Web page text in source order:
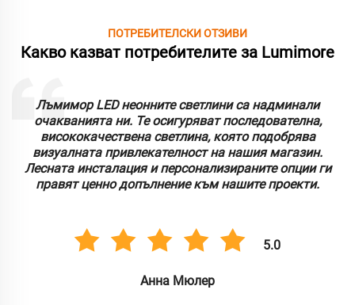
ПОТРЕБИТЕЛСКИ ОТЗИВИ
Какво казват потребителите за Lumimore
Лъмимор LED неонните светлини са надминали
очакванията ни. Те осигуряват последователна,
висококачествена светлина, която подобрява
визуалната привлекателност на нашия магазин.
Лесната инсталация и персонализираните опции ги
правят ценно допълнение към нашите проекти.
5.0
Анна Мюлер